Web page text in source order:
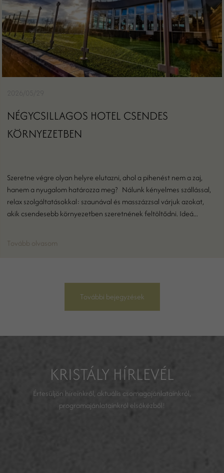
NÉGYCSILLAGOS HOTEL CSENDES
KÖRNYEZETBEN
Szeretne végre olyan helyre elutazni, ahol a pihenést nem a zaj,
hanem a nyugalom határozza meg? Nálunk kényelmes szállással,
relax szolgáltatásokkal: szaunával és masszázzsal várjuk azokat,
akik csendesebb környezetben szeretnének feltöltődni. Ideá...
Tovább olvasom
További bejegyzések
KRISTÁLY HÍRLEVÉL
Értesüljön híreinkről, aktuális csomagajánlatainkról,
programajánlatainkról elsőkézből!